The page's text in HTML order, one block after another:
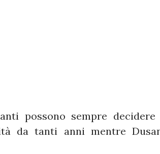
possono sempre
da tanti anni mentre